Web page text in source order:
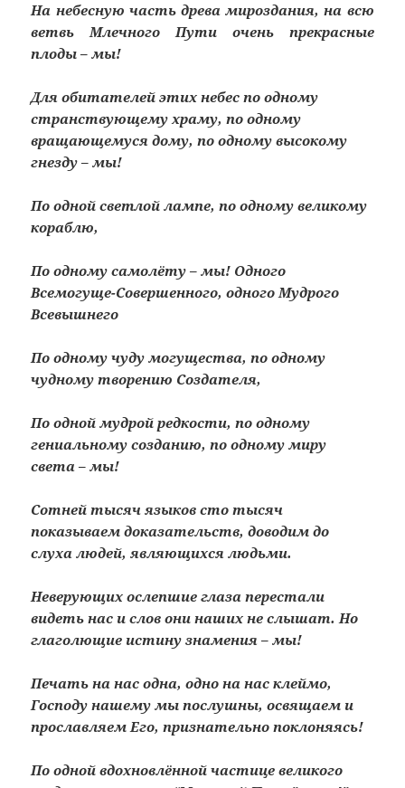
На небесную часть древа мироздания, на всю
ветвь Млечного Пути очень прекрасные
плоды – мы!
Для обитателей этих небес по одному
странствующему храму, по одному
вращающемуся дому, по одному высокому
гнезду – мы!
По одной светлой лампе, по одному великому
кораблю,
По одному самолёту – мы! Одного
Всемогуще-Совершенного, одного Мудрого
Всевышнего
По одному чуду могущества, по одному
чудному творению Создателя,
По одной мудрой редкости, по одному
гениальному созданию, по одному миру
света – мы!
Сотней тысяч языков сто тысяч
показываем доказательств, доводим до
слуха людей, являющихся людьми.
Неверующих ослепшие глаза перестали
видеть нас и слов они наших не слышат. Но
глаголющие истину знамения – мы!
Печать на нас одна, одно на нас клеймо,
Господу нашему мы послушны, освящаем и
прославляем Его, признательно поклоняясь!
По одной вдохновлённой частице великого